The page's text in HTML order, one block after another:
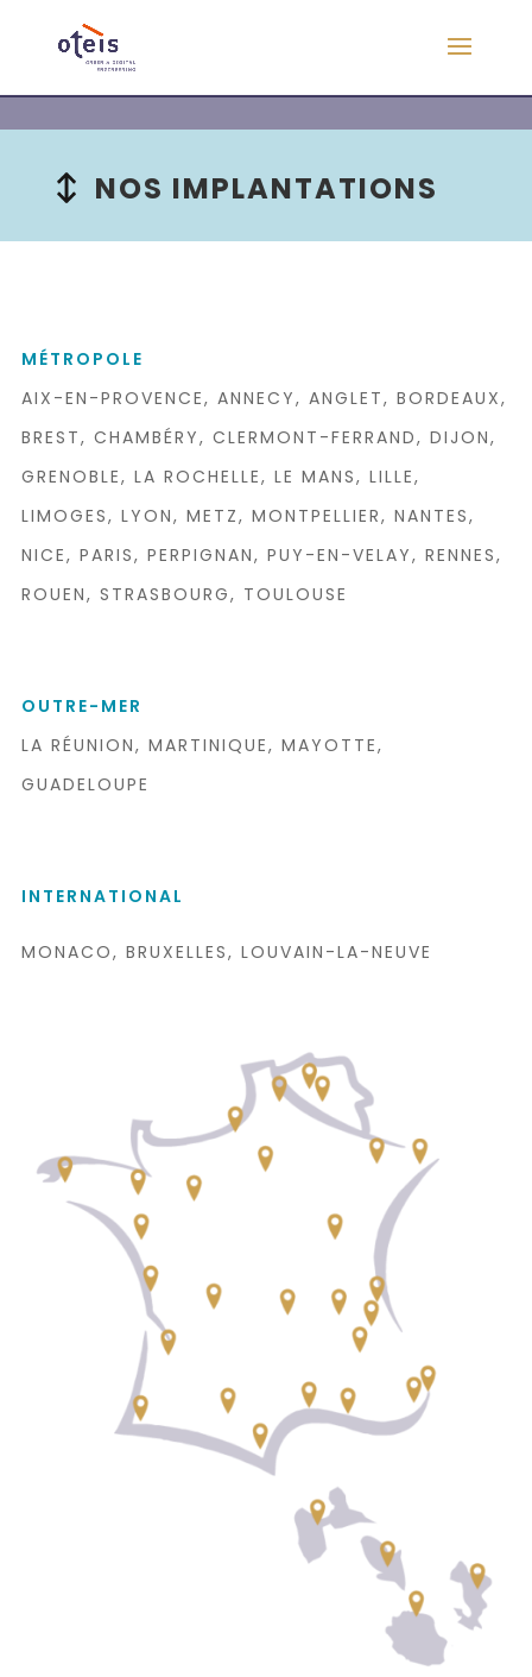
NOS IMPLANTATIONS
MÉTROPOLE
AIX-EN-PROVENCE, ANNECY, ANGLET, BORDEAUX,
BREST, CHAMBÉRY, CLERMONT-FERRAND, DIJON,
GRENOBLE, LA ROCHELLE, LE MANS, LILLE,
LIMOGES, LYON, METZ, MONTPELLIER, NANTES,
NICE, PARIS, PERPIGNAN, PUY-EN-VELAY, RENNES,
ROUEN, STRASBOURG, TOULOUSE
OUTRE-MER
LA RÉUNION, MARTINIQUE, MAYOTTE,
GUADELOUPE
INTERNATIONAL
MONACO, BRUXELLES, LOUVAIN-LA-NEUVE